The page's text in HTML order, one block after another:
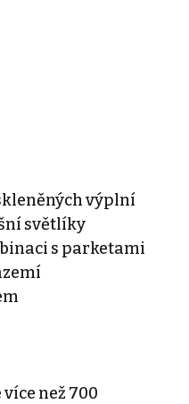
výplní
světlíky
s parketami
než 700